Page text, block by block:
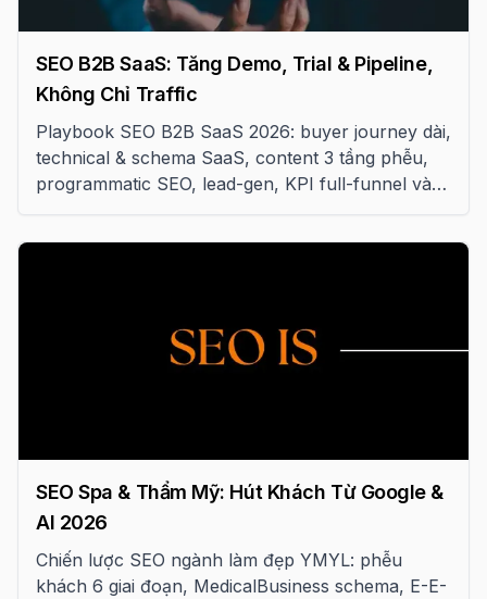
SEO B2B SaaS: Tăng Demo, Trial & Pipeline,
Không Chỉ Traffic
Playbook SEO B2B SaaS 2026: buyer journey dài,
technical & schema SaaS, content 3 tầng phễu,
programmatic SEO, lead-gen, KPI full-funnel và
SEO Spa & Thẩm Mỹ: Hút Khách Từ Google &
AI 2026
Chiến lược SEO ngành làm đẹp YMYL: phễu
khách 6 giai đoạn, MedicalBusiness schema, E-E-